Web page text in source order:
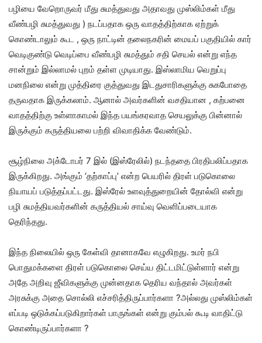
பழியை வேறொருவர் மீது சுமத்துவது அதாவது முஸ்லிம்கள் மீது
வீண்பழி சுமத்துவது ) நடப்பதாக ஒரு வாதத்திற்காக ஏற்றுக்
கொண்டாலும் கூட , ஒரு நாட்டின் தலைநகரின் மையப் பகுதியில் கார்
வெடிகுண்டு வெடிப்பை வீண்பழி சுமத்தும் சதி செயல் என்று எந்த
சான்றும் இல்லாமல் புறம் தள்ள முடியாது. இஸ்லாமிய வெறுப்பு
மனநிலை என்று முத்திரை குத்துவது இடதுசாரிகளுக்கு சுகபோதை
தருவதாக இருக்கலாம். ஆனால் அவர்களின் வசதியான , கற்பனை
வாதத்திற்கு உள்ளாகாமல் இந்த பயங்கரவாத செயலுக்கு பின்னால்
இருக்கும் கருத்தியலை பற்றி விவாதிக்க வேண்டும்.
சூழ்நிலை அக்டோபர் 7 இல் (இஸ்ரேலில்) நடந்ததை பிரதிபலிப்பதாக
இருக்கிறது. அங்கும் ‘தற்காப்பு’ என்ற பெயரில் திரள் படுகொலை
நியாயப் படுத்தப்பட்டது. இஸ்ரேல் உளவுத்துறையின் தோல்வி என்று
பழி சுமத்தியவர்களின் கருத்தியல் சாய்வு வெளிப்படையாக
தெரிந்தது.
இந்த நிலையில் ஒரு கேள்வி தானாகவே எழுகிறது. உமர் நபி
பொதுமக்களை திரள் படுகொலை செய்ய திட்டமிட்டுள்ளார் என்று
அதே அறிவு ஜீவிகளுக்கு முன்னதாக தெரிய வந்தால் அவர்கள்
அரசுக்கு அதை சொல்லி எச்சரித்திருப்பார்களா ?அல்லது முஸ்லிம்கள்
எப்படி ஒடுக்கப்படுகிறார்கள் பாருங்கள் என்று கும்பல் கூடி வாதிட்டு
கொண்டிருப்பார்களா ?